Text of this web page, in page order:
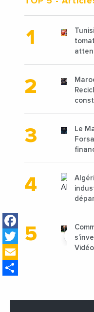
Facebook
Twitter
Le